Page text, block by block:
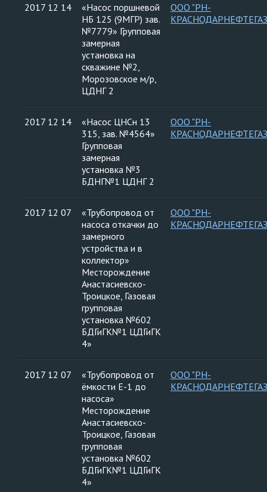
2017 12 14
«Насос поршневой
НБ 125 (9МГР) зав.
№7779» Групповая
замерная
установка на
скважине №2,
Морозовское м/р,
ЦДНГ 2
ООО "РН-
2017 12 14
«Насос ЦНСн 13
315, зав. №4564»
Групповая
замерная
установка №3
БДНГ№1 ЦДНГ 2
ООО "РН-
2017 12 07
«Трубопровод от
насоса откачки до
замерного
устройства и в
коллектор»
Месторождение
Анастасиевско-
Троицкое, Газовая
групповая
установка №602
БДГиГК№1 ЦДГиГК
4»
ООО "РН-
2017 12 07
«Трубопровод от
ёмкости Е-1 до
насоса»
Месторождение
Анастасиевско-
Троицкое, Газовая
групповая
установка №602
БДГиГК№1 ЦДГиГК
4»
ООО "РН-